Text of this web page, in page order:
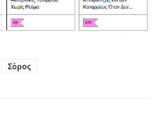
Σόρος